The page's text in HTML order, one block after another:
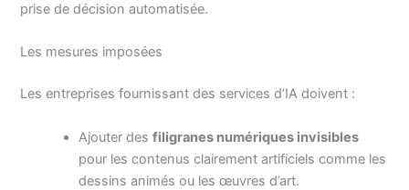
prise de décision automatisée.
Les mesures imposées
Les entreprises fournissant des services d’IA doivent :
Ajouter desfiligranes numériques invisibles
pour les contenus clairement artificiels comme les
dessins animés ou les œuvres d’art.